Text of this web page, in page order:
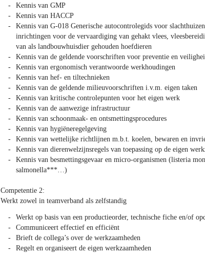
Kennis van GMP
Kennis van HACCP
Kennis van G-018 Generische autocontrolegids voor
inrichtingen voor de vervaardiging van gehakt vlees,
van als landbouwhuisdier gehouden hoefdieren
Kennis van de geldende voorschriften voor preventie en
Kennis van ergonomisch verantwoorde werkhoudingen
Kennis van hef- en tiltechnieken
Kennis van de geldende milieuvoorschriften i.v.m. eigen taken
Kennis van kritische controlepunten voor het eigen werk
Kennis van de aanwezige infrastructuur
Kennis van schoonmaak- en ontsmettingsprocedures
Kennis van hygiëneregelgeving
Kennis van wettelijke richtlijnen m.b.t. koelen, bewaren en
Kennis van dierenwelzijnsregels van toepassing op de eigen
Kennis van besmettingsgevaar en micro-organismen (listeria
salmonella***…)
Competentie 2:
Werkt zowel in teamverband als zelfstandig
Werkt op basis van een productieorder, technische fiche en/of
Communiceert effectief en efficiënt
Brieft de collega’s over de werkzaamheden
Regelt en organiseert de eigen werkzaamheden